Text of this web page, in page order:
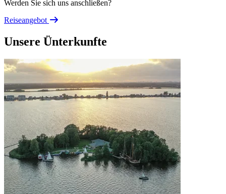
Werden Sie sich uns anschließen?
Reiseangebot
Unsere Ünterkunfte